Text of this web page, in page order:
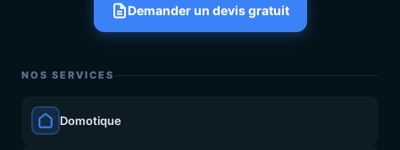
Demander un devis gratuit
NOS SERVICES
Domotique